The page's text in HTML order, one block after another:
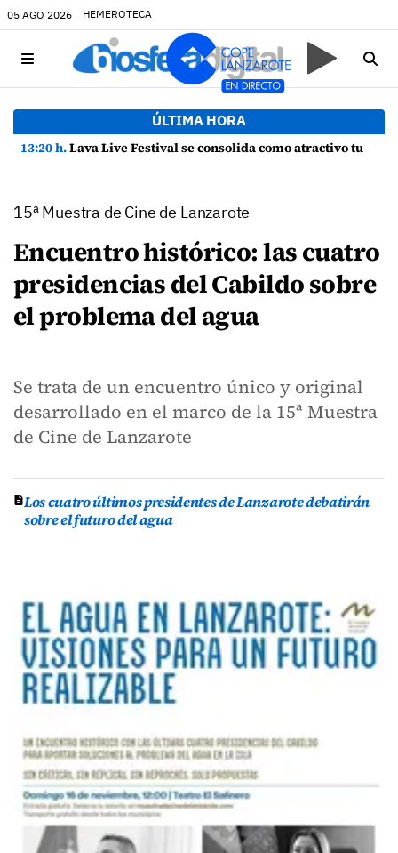
05 AGO 2026 HEMEROTECA
ÚLTIMA HORA
13:20 h.Lava Live Festival se consolida como atractivo turístico y agente dinamizador de la economía de Lanzarote
15ª Muestra de Cine de Lanzarote
Encuentro histórico: las cuatro
presidencias del Cabildo sobre
el problema del agua
Se trata de un encuentro único y original
desarrollado en el marco de la 15ª Muestra
de Cine de Lanzarote
Los cuatro últimos presidentes de Lanzarote debatirán
sobre el futuro del agua